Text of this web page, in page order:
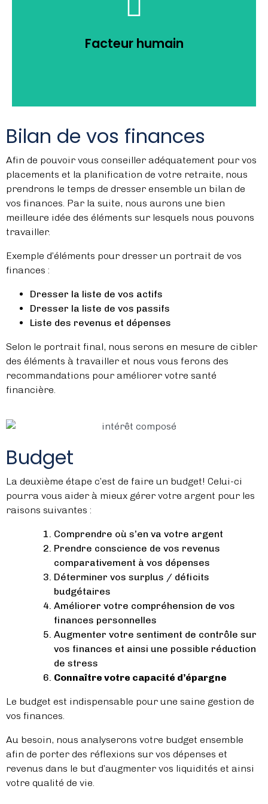
Facteur humain
habitudes de vies sont 3 facteurs parmi plusieurs
de vie. Par ailleurs, un bon plan de retraite prendra
Bilan de vos finances
Afin de pouvoir vous conseiller adéquatement pour vos
placements et la planification de votre retraite, nous
prendrons le temps de dresser ensemble un bilan de
vos finances. Par la suite, nous aurons une bien
meilleure idée des éléments sur lesquels nous pouvons
travailler.
Exemple d’éléments pour dresser un portrait de vos
finances :
Dresser la liste de vos actifs
Dresser la liste de vos passifs
Liste des revenus et dépenses
Selon le portrait final, nous serons en mesure de cibler
des éléments à travailler et nous vous ferons des
recommandations pour améliorer votre santé
financière.
Budget
La deuxième étape c’est de faire un budget! Celui-ci
pourra vous aider à mieux gérer votre argent pour les
raisons suivantes :
Comprendre où s’en va votre argent
Prendre conscience de vos revenus
comparativement à vos dépenses
Déterminer vos surplus / déficits
budgétaires
Améliorer votre compréhension de vos
finances personnelles
Augmenter votre sentiment de contrôle sur
vos finances et ainsi une possible réduction
de stress
Connaître votre capacité d’épargne
Le budget est indispensable pour une saine gestion de
vos finances.
Au besoin, nous analyserons votre budget ensemble
afin de porter des réflexions sur vos dépenses et
revenus dans le but d’augmenter vos liquidités et ainsi
votre qualité de vie.